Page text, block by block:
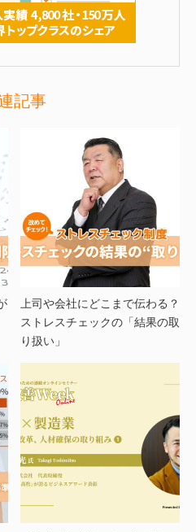
記事
上司や会社にどこまで伝わる？
ストレスチェックの「結果の取
り扱い」